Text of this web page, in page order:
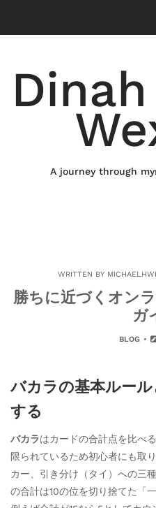
content
A journey through
WRITTEN BY
勝ちに近づくオン
ガ
BLOG
バカラの基本ルー
する
バカラはカードの合計点を比べ
限られているため初心者にも取
カー、引き分け（タイ）への三
の合計は10の位を切り捨てた「